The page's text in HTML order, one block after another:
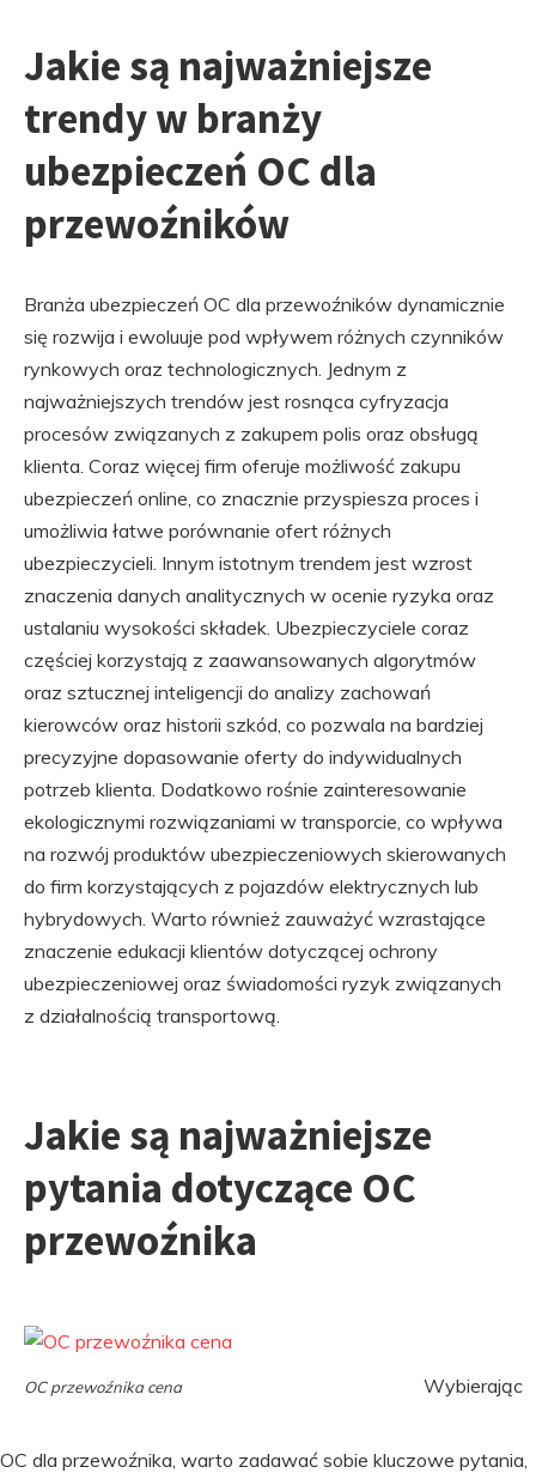
Jakie są najważniejsze
trendy w branży
ubezpieczeń OC dla
przewoźników
Branża ubezpieczeń OC dla przewoźników dynamicznie
się rozwija i ewoluuje pod wpływem różnych czynników
rynkowych oraz technologicznych. Jednym z
najważniejszych trendów jest rosnąca cyfryzacja
procesów związanych z zakupem polis oraz obsługą
klienta. Coraz więcej firm oferuje możliwość zakupu
ubezpieczeń online, co znacznie przyspiesza proces i
umożliwia łatwe porównanie ofert różnych
ubezpieczycieli. Innym istotnym trendem jest wzrost
znaczenia danych analitycznych w ocenie ryzyka oraz
ustalaniu wysokości składek. Ubezpieczyciele coraz
częściej korzystają z zaawansowanych algorytmów
oraz sztucznej inteligencji do analizy zachowań
kierowców oraz historii szkód, co pozwala na bardziej
precyzyjne dopasowanie oferty do indywidualnych
potrzeb klienta. Dodatkowo rośnie zainteresowanie
ekologicznymi rozwiązaniami w transporcie, co wpływa
na rozwój produktów ubezpieczeniowych skierowanych
do firm korzystających z pojazdów elektrycznych lub
hybrydowych. Warto również zauważyć wzrastające
znaczenie edukacji klientów dotyczącej ochrony
ubezpieczeniowej oraz świadomości ryzyk związanych
z działalnością transportową.
Jakie są najważniejsze
pytania dotyczące OC
przewoźnika
OC przewoźnika cena Wybierając
OC dla przewoźnika, warto zadawać sobie kluczowe pytania,